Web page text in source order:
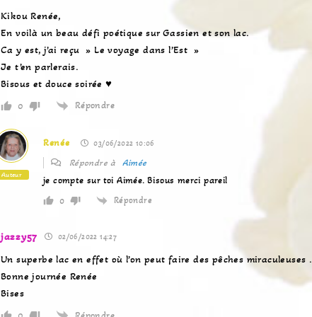
Kikou Renée,
En voilà un beau défi poétique sur Gassien et son lac.
Ca y est, j’ai reçu » Le voyage dans l’Est »
Je t’en parlerais.
Bisous et douce soirée ♥
0 Répondre
Auteur
Renée 03/06/2022 10:06
Répondre à Aimée
je compte sur toi Aimée. Bisous merci pareil
0 Répondre
jazzy57 02/06/2022 14:27
Un superbe lac en effet où l’on peut faire des pêches miraculeuses .
Bonne journée Renée
Bises